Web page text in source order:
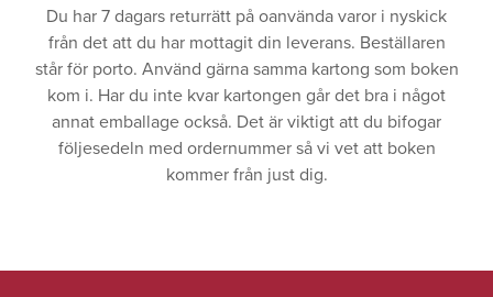
Du har 7 dagars returrätt på oanvända varor i nyskick
från det att du har mottagit din leverans. Beställaren
står för porto. Använd gärna samma kartong som boken
kom i. Har du inte kvar kartongen går det bra i något
annat emballage också. Det är viktigt att du bifogar
följesedeln med ordernummer så vi vet att boken
kommer från just dig.